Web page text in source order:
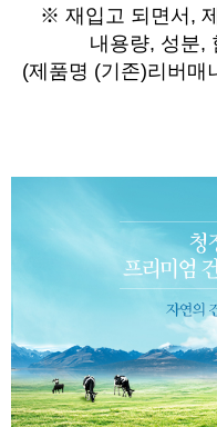
※ 재입고 되면서,
내용량, 성분,
(제품명 (기존)리버매